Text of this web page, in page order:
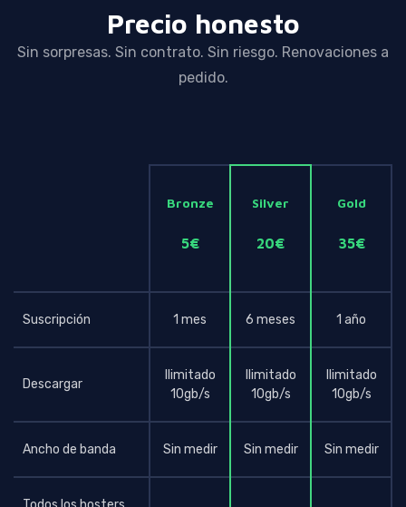
Precio honesto
Sin sorpresas. Sin contrato. Sin riesgo. Renovaciones a
pedido.
Bronze
5€
Silver
20€
Gold
35€
Suscripción 1 mes 6 meses 1 año
Descargar
Ilimitado
10gb/s
Ilimitado
10gb/s
Ilimitado
10gb/s
Ancho de banda Sin medir Sin medir Sin medir